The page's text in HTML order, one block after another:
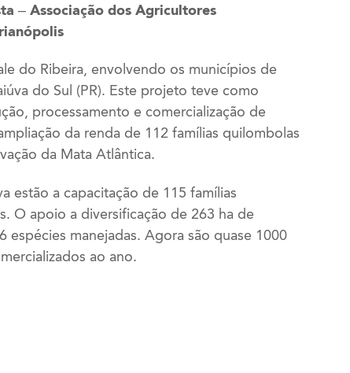
– Associação dos Agricultores
do Ribeira, envolvendo os municípios de
do Sul (PR). Este projeto teve como
processamento e comercialização de
da renda de 112 famílias quilombolas
da Mata Atlântica.
estão a capacitação de 115 famílias
O apoio a diversificação de 263 ha de
manejadas. Agora são quase 1000
ao ano.